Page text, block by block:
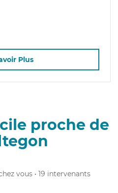
Plus
proche de
vous • 19 intervenants